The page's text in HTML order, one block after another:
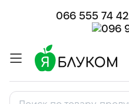
066 555 74 42